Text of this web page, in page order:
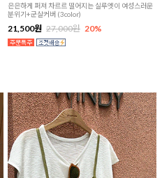
은은하게 퍼져 차르르 떨어지는 실루엣이 여성스러운
분위기+군살커버 (3color)
21,500원 27,000원 20%